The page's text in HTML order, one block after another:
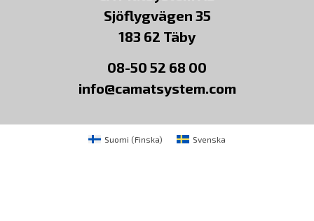
Sjöflygvägen 35
183 62 Täby
08-50 52 68 00
info@camatsystem.com
Suomi (Finska) Svenska